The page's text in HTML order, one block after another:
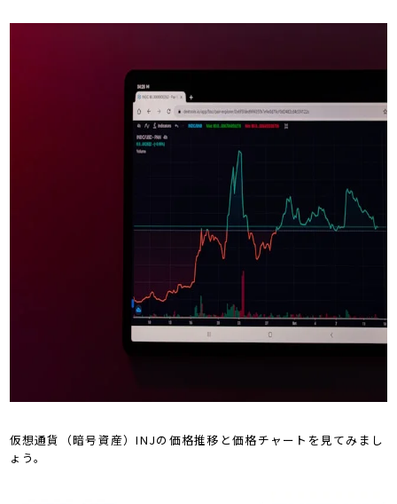
仮想通貨（暗号資産）INJの価格推移と価格チャートを見てみまし
ょう。